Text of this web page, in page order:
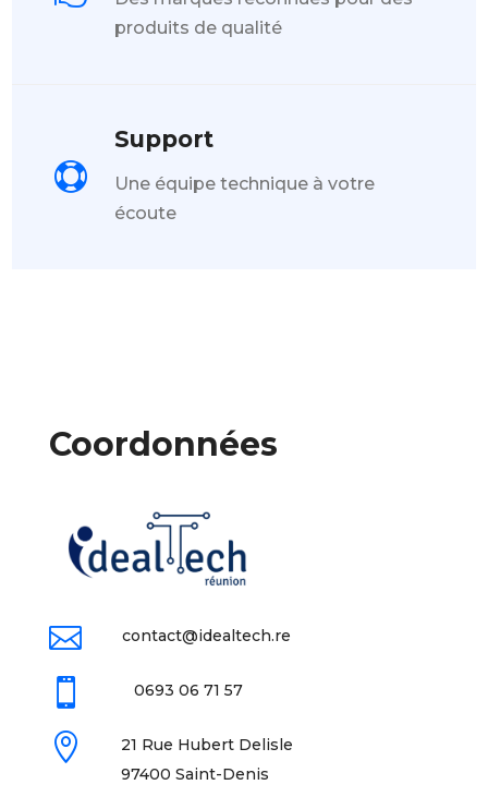
produits de qualité

Support
Une équipe technique à votre
écoute
Coordonnées
 contact@idealtech.re
 0693 06 71 57

21 Rue Hubert Delisle
97400 Saint-Denis